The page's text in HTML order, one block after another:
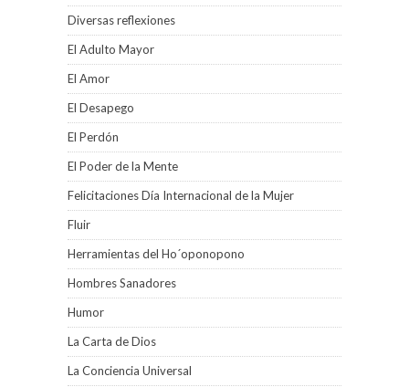
Diversas reflexiones
El Adulto Mayor
El Amor
El Desapego
El Perdón
El Poder de la Mente
Felicitaciones Día Internacional de la Mujer
Fluir
Herramientas del Ho´oponopono
Hombres Sanadores
Humor
La Carta de Dios
La Conciencia Universal